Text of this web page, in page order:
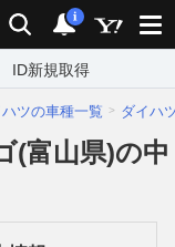
検索 通知
i
ID新規取得
ツの車種一覧 ダイハ
(富山県)の中